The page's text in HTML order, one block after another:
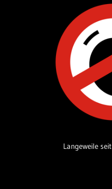
Langeweile seit